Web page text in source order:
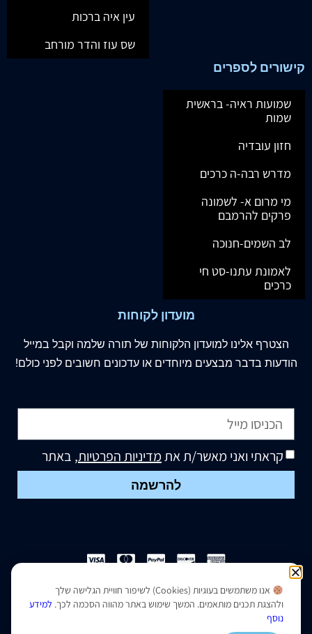
עין איה ברכות
שס עוז והדר מורחב
קישורים לספרים
שמועות ראיה- בראשית
שמות
חזון עובדיה
מדרש רבה-ה כרכים
מי מרום א- לשמונה
פרקים להרמבם
לב השמים-חנוכה
לאמונת עתנו-סט חי
כרכים
מועדון לקוחות
הצטרף אלינו למועדון הלקוחות של תורה שלמה וקבל במייל
הודעות בדבר מבצעים מיוחדים או עדכונים חשובים לפני כולם!
קראתי ואני מאשר/ת אתמדיניות הפרטיות, באתר
להרשמה
הצהרת נגישות|מדיניות פרטיות
אנו משתמשים בעוגיות (Cookies) לשיפור חוויית הגלישה שלך
ולהצגת תכנים מותאמים. המשך שימוש באתר מהווה הסכמה לכך. למידע
נוסף